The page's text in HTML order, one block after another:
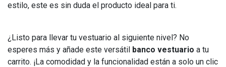
estilo, este es sin duda el producto ideal para ti.
¿Listo para llevar tu vestuario al siguiente nivel? No
esperes más y añade este versátil banco vestuario a tu
carrito. ¡La comodidad y la funcionalidad están a solo un clic